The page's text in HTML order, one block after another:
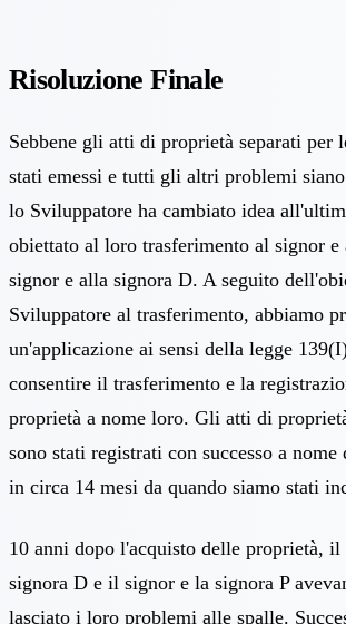
Risoluzione Finale
Sebbene gli atti di proprietà separati per
stati emessi e tutti gli altri problemi
lo Sviluppatore ha cambiato idea
obiettato al loro trasferimento al signor e
signor e alla signora D. A seguito
Sviluppatore al trasferimento, abbiamo
un'applicazione ai sensi della legge
consentire il trasferimento e la
proprietà a nome loro. Gli atti di
sono stati registrati con successo a
in circa 14 mesi da quando siamo stati
10 anni dopo l'acquisto delle proprietà, il
signora D e il signor e la signora P
lasciato i loro problemi alle spalle.